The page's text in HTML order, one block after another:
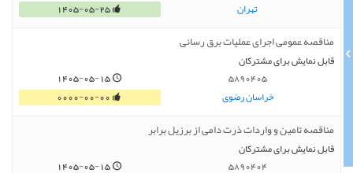
تهران
1405-05-25
مناقصه عمومی اجرای عملیات برق رسانی
قابل نمایش برای مشترکان
5890405
خراسان رضوی
1405-05-15
0000-00-00
مناقصه تامین و واردات ذرت دامی از برزیل برابر
قابل نمایش برای مشترکان
5890404
1405-05-15